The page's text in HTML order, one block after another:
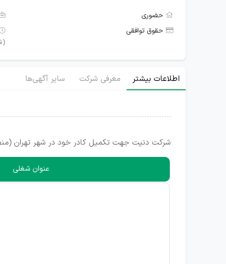
حضوری
حقوق توافقی
اطلاعات بیشتر معرفی شرکت سایر آگهی‌ها
شرکت دنیت جهت تکمیل کادر خود در شهر تهران (منطقه 18) از متقاضیان واجد شرایط دعوت به
عنوان شغلی